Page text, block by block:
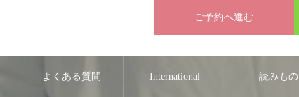
ご予約へ進む
よくある質問 International 読みもの